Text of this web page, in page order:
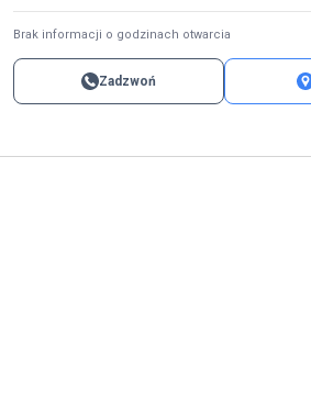
Brak informacji o godzinach otwarcia
Zadzwoń